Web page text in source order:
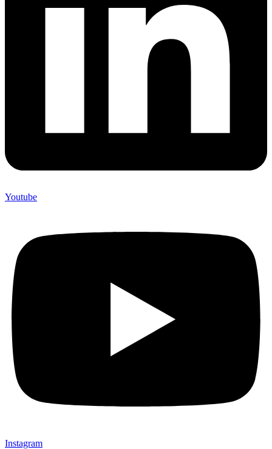
Youtube
Instagram